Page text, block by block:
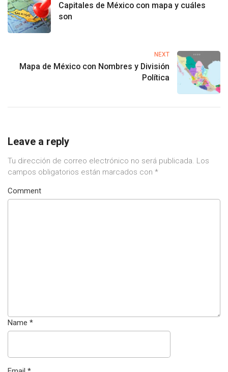
Capitales de México con mapa y cuáles
son
NEXT
Mapa de México con Nombres y División
Política
Leave a reply
Tu dirección de correo electrónico no será publicada. Los
campos obligatorios están marcados con *
Comment
Name *